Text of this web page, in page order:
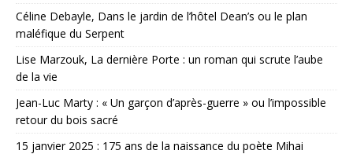
Céline Debayle, Dans le jardin de l’hôtel Dean’s ou le plan
maléfique du Serpent
Lise Marzouk, La dernière Porte : un roman qui scrute l’aube
de la vie
Jean-Luc Marty : « Un garçon d’après-guerre » ou l’impossible
retour du bois sacré
15 janvier 2025 : 175 ans de la naissance du poète Mihai